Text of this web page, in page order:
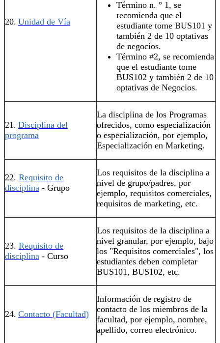
20. Unidad de Vía
Término n. ° 1, se
recomienda que el
estudiante tome BUS101 y
también 2 de 10 optativas
de negocios.
Término #2, se recomienda
que el estudiante tome
BUS102 y también 2 de 10
optativas de Negocios.
21. Disciplina del
programa
La disciplina de los Programas
ofrecidos, como especialización
o especialización, por ejemplo,
Especialización en Marketing.
22. Requisito de
disciplina - Grupo
Los requisitos de la disciplina a
nivel de grupo/padres, por
ejemplo, requisitos comerciales,
requisitos de marketing, etc.
23. Requisito de
disciplina - Curso
Los requisitos de la disciplina a
nivel granular, por ejemplo, bajo
los "Requisitos comerciales", los
estudiantes deben completar
BUS101, BUS102, etc.
24. Contacto (Facultad)
Información de registro de
contacto de los miembros de la
facultad, por ejemplo, nombre,
apellido, correo electrónico.